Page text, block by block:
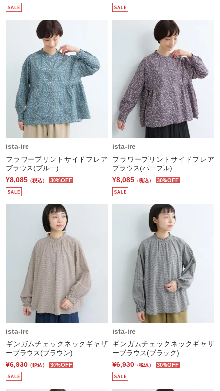
ista-ire
フラワープリントサイドフレア
ブラウス(ブルー)
¥8,085 （税込） 30%OFF
ista-ire
フラワープリントサイドフレア
ブラウス(パープル)
¥8,085 （税込） 30%OFF
ista-ire
ギンガムチェックネックギャザ
ーブラウス(ブラウン)
¥6,930 （税込） 30%OFF
ista-ire
ギンガムチェックネックギャザ
ーブラウス(ブラック)
¥6,930 （税込） 30%OFF